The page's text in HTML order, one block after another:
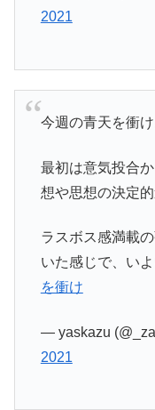
2021
今週の青天を衝け
最初は意気投合
想や思想の決定
ラスボス感満載
いた感じで、い
を衝け
— yaskazu
2021